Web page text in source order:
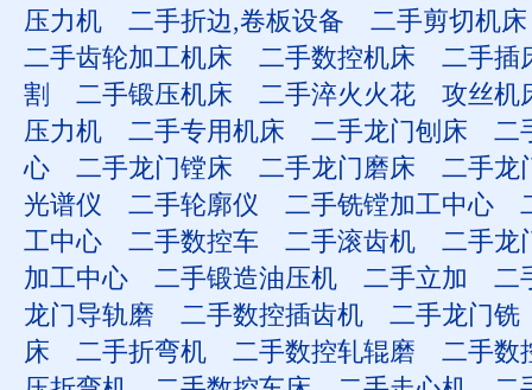
压力机
二手折边,卷板设备
二手剪切机床
二手齿轮加工机床
二手数控机床
二手插
割
二手锻压机床 二手淬火火花
攻丝机
压力机
二手专用机床 二手龙门刨床
二
心
二手龙门镗床 二手龙门磨床
二手龙
光谱仪
二手轮廓仪 二手铣镗加工中心
工中心
二手数控车 二手滚齿机
二手龙
加工中心
二手锻造油压机 二手立加
二
龙门导轨磨
二手数控插齿机
二手龙门铣
床
二手折弯机 二手数控轧辊磨
二手数